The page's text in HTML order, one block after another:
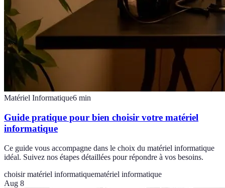
Matériel Informatique6 min
Guide pratique pour bien choisir votre matériel
informatique
Ce guide vous accompagne dans le choix du matériel informatique
idéal. Suivez nos étapes détaillées pour répondre à vos besoins.
choisir matériel informatiquematériel informatique
Aug 8